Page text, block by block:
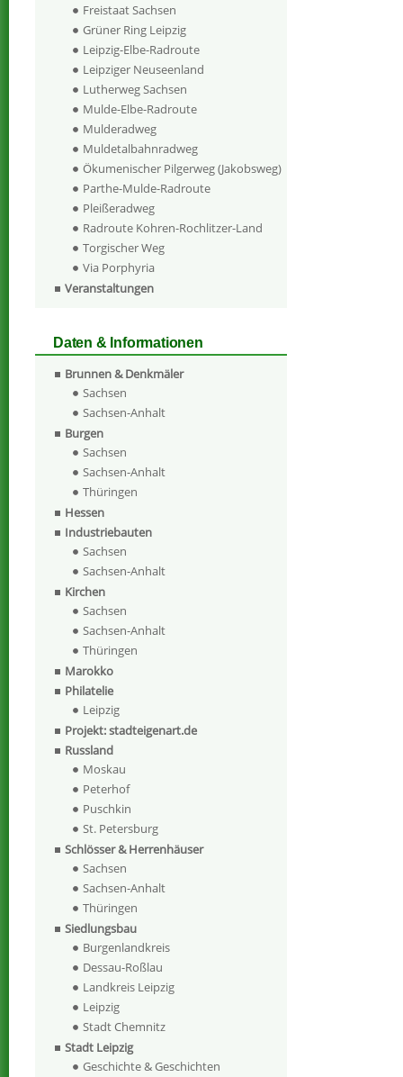
Freistaat Sachsen
Grüner Ring Leipzig
Leipzig-Elbe-Radroute
Leipziger Neuseenland
Lutherweg Sachsen
Mulde-Elbe-Radroute
Mulderadweg
Muldetalbahnradweg
Ökumenischer Pilgerweg (Jakobsweg)
Parthe-Mulde-Radroute
Pleißeradweg
Radroute Kohren-Rochlitzer-Land
Torgischer Weg
Via Porphyria
Veranstaltungen
Daten & Informationen
Brunnen & Denkmäler
Sachsen
Sachsen-Anhalt
Burgen
Sachsen
Sachsen-Anhalt
Thüringen
Hessen
Industriebauten
Sachsen
Sachsen-Anhalt
Kirchen
Sachsen
Sachsen-Anhalt
Thüringen
Marokko
Philatelie
Leipzig
Projekt: stadteigenart.de
Russland
Moskau
Peterhof
Puschkin
St. Petersburg
Schlösser & Herrenhäuser
Sachsen
Sachsen-Anhalt
Thüringen
Siedlungsbau
Burgenlandkreis
Dessau-Roßlau
Landkreis Leipzig
Leipzig
Stadt Chemnitz
Stadt Leipzig
Geschichte & Geschichten